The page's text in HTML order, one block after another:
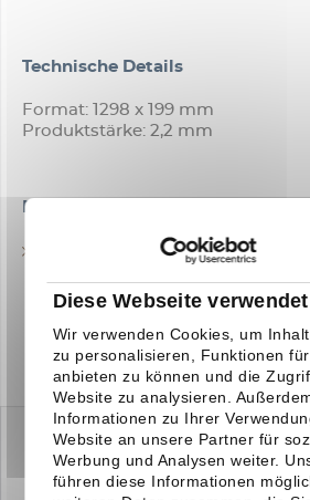
Diese Webseite
Wir verwenden Cookies, um
zu personalisieren, Funktionen
anbieten zu können und die
Website zu analysieren.
Informationen zu Ihrer
Website an unsere Partner für
Werbung und Analysen weiter.
führen diese Informationen
Technische Details
Format: 1298 x 199 mm
Produktstärke: 2,2 mm
Downloads
TECHNISCHES DATENBLATT